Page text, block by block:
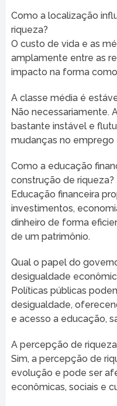
Como a localização
riqueza?
O custo de vida e as
amplamente entre as
impacto na forma
A classe média é
Não necessariamente.
bastante instável e
mudanças no emprego
Como a educação
construção de riqueza?
Educação financeira
investimentos,
dinheiro de forma
de um patrimônio.
Qual o papel do
desigualdade
Políticas públicas
desigualdade,
e acesso a educação,
A percepção de
Sim, a percepção de
evolução e pode ser
econômicas, sociais e